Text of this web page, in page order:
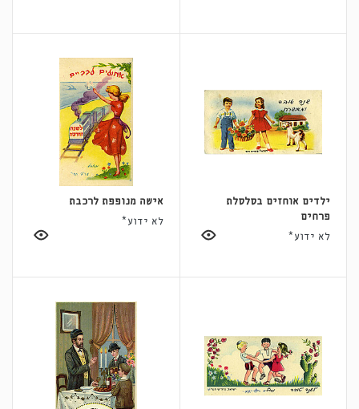
ילדים אוחזים בסלסלת
פרחים
לא ידוע*
אישה מנופפת לרכבת
לא ידוע*